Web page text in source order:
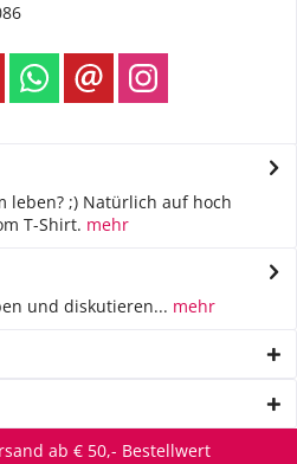
leben? ;) Natürlich auf hoch
T-Shirt. mehr
und diskutieren... mehr
ab € 50,- Bestellwert